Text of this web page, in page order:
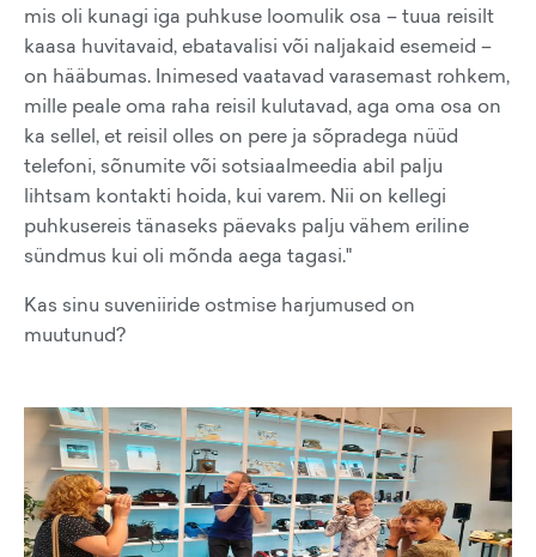
mis oli kunagi iga puhkuse loomulik osa – tuua reisilt
kaasa huvitavaid, ebatavalisi või naljakaid esemeid –
on hääbumas. Inimesed vaatavad varasemast rohkem,
mille peale oma raha reisil kulutavad, aga oma osa on
ka sellel, et reisil olles on pere ja sõpradega nüüd
telefoni, sõnumite või sotsiaalmeedia abil palju
lihtsam kontakti hoida, kui varem. Nii on kellegi
puhkusereis tänaseks päevaks palju vähem eriline
sündmus kui oli mõnda aega tagasi."
Kas sinu suveniiride ostmise harjumused on
muutunud?